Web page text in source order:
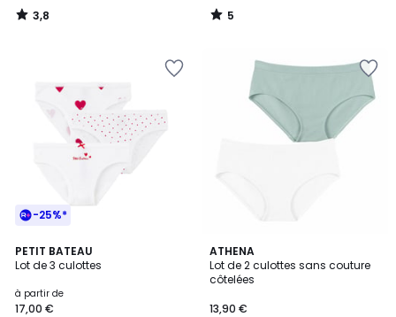
3,8
/
5
/
-25%*
PETIT BATEAU
Lot de 3 culottes
à partir de
17,00 €
4,7
/ 5
ATHENA
Lot de 2 culottes sans couture
côtelées
13,90 €